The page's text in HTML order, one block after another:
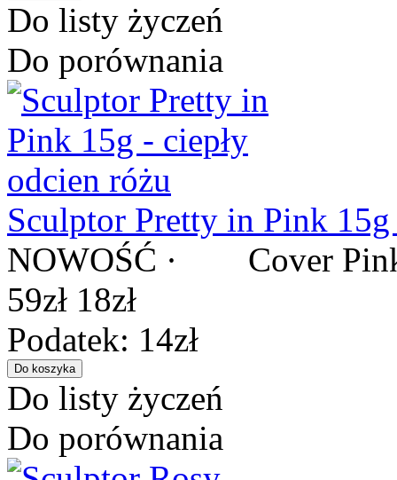
Do listy życzeń
Do porównania
Sculptor Pretty in Pink
NOWOŚĆ · Cover Pink
59zł 18zł
Podatek: 14zł
Do listy życzeń
Do porównania